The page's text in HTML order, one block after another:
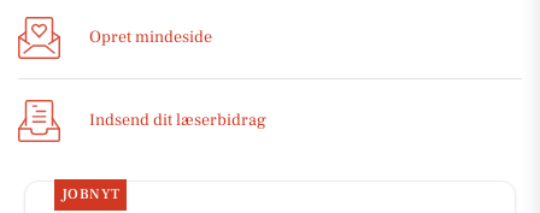
Opret mindeside
Indsend dit læserbidrag
JOBNYT